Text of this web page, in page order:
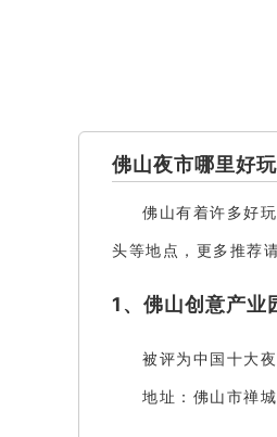
佛山夜市哪里好玩
佛山有着许多好
头等地点，更多推荐
1、佛山创意产业
被评为中国十大
地址：佛山市禅